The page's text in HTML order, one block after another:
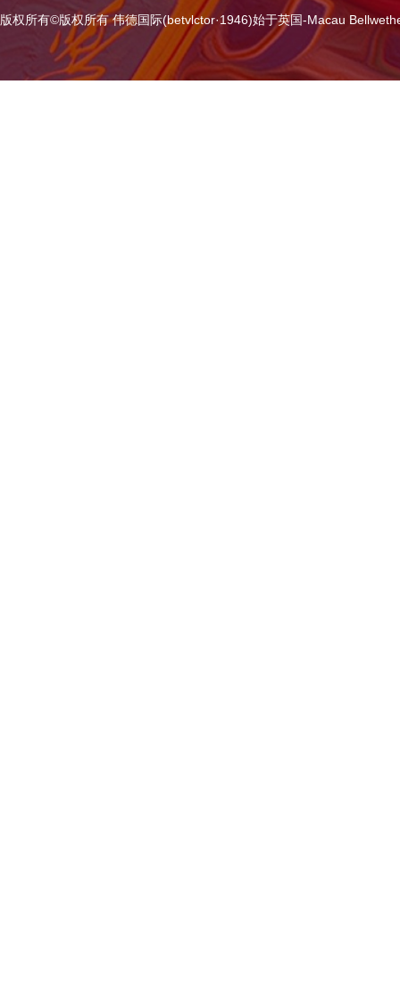
版权所有©版权所有 伟德国际(betvlctor·1946)始于英国-Macau